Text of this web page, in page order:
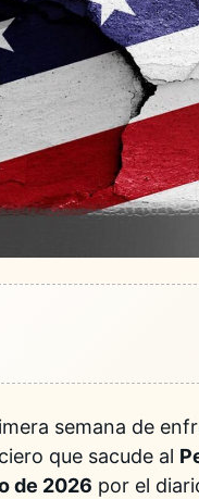
semana de
que sacude al
de 2026 por el